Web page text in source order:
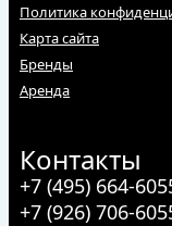
Политика
Карта сайта
Бренды
Аренда
Контакты
+7 (495) 664-
+7 (926) 706-